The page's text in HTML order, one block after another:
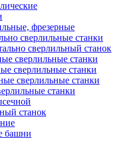
фрезерные
сверлильные станки
сверлильный станок
сверлильные станки
сверлильные станки
сверлильные станки
станки
станок
башни